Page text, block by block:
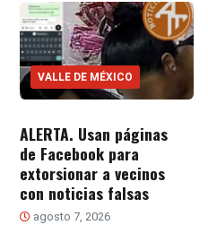
VALLE DE MÉXICO
ALERTA. Usan páginas
de Facebook para
extorsionar a vecinos
con noticias falsas
agosto 7, 2026